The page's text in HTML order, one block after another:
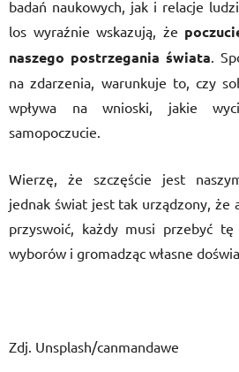
badań naukowych, jak i relacje
los wyraźnie wskazują, że
naszego postrzegania świata.
na zdarzenia, warunkuje to, czy
wpływa na wnioski, jakie
samopoczucie.
Wierzę, że szczęście jest
jednak świat jest tak urządzony, że
przyswoić, każdy musi przebyć
wyborów i gromadząc własne
Zdj. Unsplash/canmandawe